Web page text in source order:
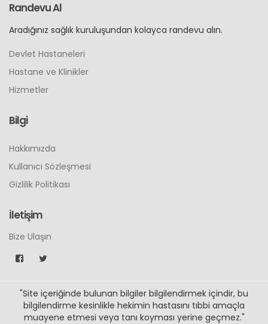
Randevu Al
Aradığınız sağlık kuruluşundan kolayca randevu alın.
Devlet Hastaneleri
Hastane ve Klinikler
Hizmetler
Bilgi
Hakkımızda
Kullanıcı Sözleşmesi
Gizlilik Politikası
İletişim
Bize Ulaşın
"Site içeriğinde bulunan bilgiler bilgilendirmek içindir, bu
bilgilendirme kesinlikle hekimin hastasını tıbbi amaçla
muayene etmesi veya tanı koyması yerine geçmez."